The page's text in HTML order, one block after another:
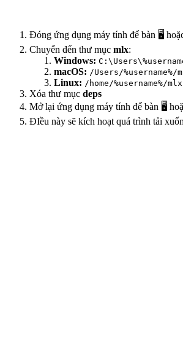
Đóng ứng dụng máy tính để bàn 🖥️
Chuyển đến thư mục mlx:
Windows:
macOS: /Users/%username%/
Linux: /home/%username%/mlx
Xóa thư mục deps
Mở lại ứng dụng máy tính để bàn 🖥️
ĐIều này sẽ kích hoạt quá trình tải